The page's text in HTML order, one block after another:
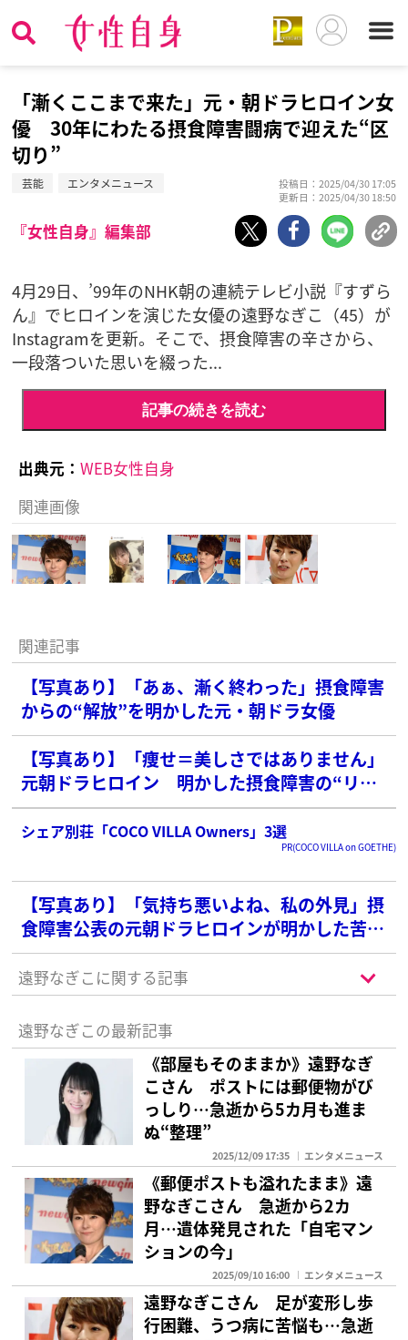
「漸くここまで来た」元・朝ドラヒロイン女
優 30年にわたる摂食障害闘病で迎えた“区
切り”
芸能 エンタメニュース
投稿日：2025/04/30 17:05
更新日：2025/04/30 18:50
『女性自身』編集部
4月29日、’99年のNHK朝の連続テレビ小説『すずら
ん』でヒロインを演じた女優の遠野なぎこ（45）が
Instagramを更新。そこで、摂食障害の辛さから、
一段落ついた思いを綴った...
記事の続きを読む
出典元： WEB女性自身
関連画像
関連記事
【写真あり】「あぁ、漸く終わった」摂食障害
からの“解放”を明かした元・朝ドラ女優
【写真あり】「痩せ＝美しさではありません」
元朝ドラヒロイン 明かした摂食障害の“リア
ルな症状”
シェア別荘「COCO VILLA Owners」3選
PR(COCO VILLA on GOETHE)
【写真あり】「気持ち悪いよね、私の外見」摂
食障害公表の元朝ドラヒロインが明かした苦悩
「悔しい、悲しい、治したい」
遠野なぎこに関する記事
遠野なぎこの最新記事
《部屋もそのままか》遠野なぎ
こさん ポストには郵便物がび
っしり…急逝から5カ月も進ま
ぬ“整理”
2025/12/09 17:35 エンタメニュース
《郵便ポストも溢れたまま》遠
野なぎこさん 急逝から2カ
月…遺体発見された「自宅マン
ションの今」
2025/09/10 16:00 エンタメニュース
遠野なぎこさん 足が変形し歩
行困難、うつ病に苦悩も…急逝